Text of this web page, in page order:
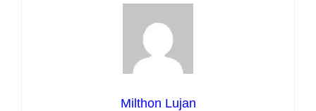
Milthon Lujan